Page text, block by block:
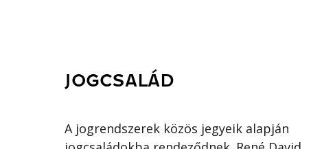
JOGCSALÁD
A jogrendszerek közös jegyeik alapján